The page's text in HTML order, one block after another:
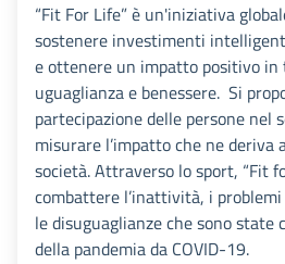
“Fit For Life” è un'iniziativa
sostenere investimenti
e ottenere un impatto positivo
uguaglianza e benessere. Si
partecipazione delle persone nel
misurare l’impatto che ne deriva
società. Attraverso lo sport, “Fit
combattere l’inattività, i
le disuguaglianze che sono state
della pandemia da COVID-19.